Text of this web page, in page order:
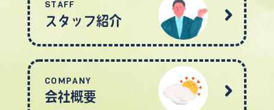
STAFF
スタッフ紹介
COMPANY
会社概要